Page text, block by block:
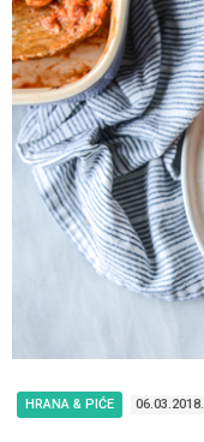
HRANA & PIĆE 06.03.2018.